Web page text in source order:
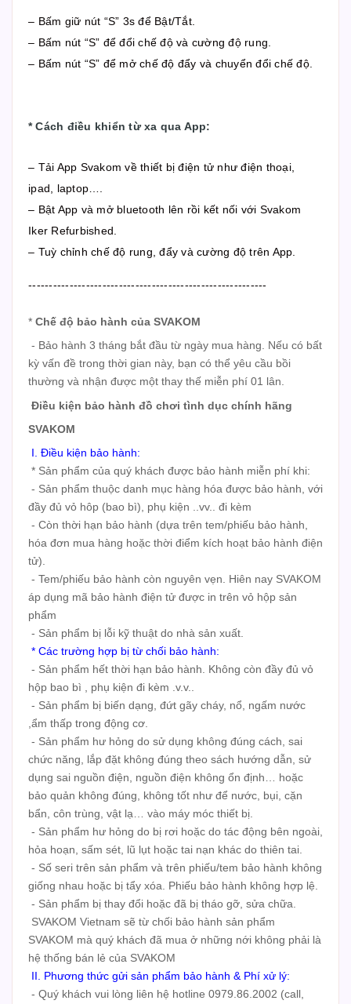
– Bấm giữ nút “S” 3s để Bật/Tắt.
– Bấm nút “S” để đổi chế độ và cường độ rung.
– Bấm nút “S” để mở chế độ đẩy và chuyển đổi chế độ.
*Cách điều khiển từ xa qua App:
– Tải App Svakom về thiết bị điện tử như điện thoại,
ipad, laptop….
– Bật App và mở bluetooth lên rồi kết nối với Svakom
Iker Refurbished.
– Tuỳ chỉnh chế độ rung, đẩy và cường độ trên App.
----------------------------------------------------------
* Chế độ bảo hành của SVAKOM
- Bảo hành 3 tháng bắt đầu từ ngày mua hàng. Nếu có bất
kỳ vấn đề trong thời gian này, bạn có thể yêu cầu bồi
thường và nhận được một thay thế miễn phí 01 lân.
Điều kiện bảo hành đồ chơi tình dục chính hãng
SVAKOM
I. Điều kiện bảo hành:
* Sản phẩm của quý khách được bảo hành miễn phí khi:
- Sản phẩm thuộc danh mục hàng hóa được bảo hành, với
đầy đủ vỏ hôp (bao bì), phụ kiện ..vv.. đi kèm
- Còn thời hạn bảo hành (dựa trên tem/phiếu bảo hành,
hóa đơn mua hàng hoặc thời điểm kích hoạt bảo hành điện
tử).
- Tem/phiếu bảo hành còn nguyên vẹn. Hiên nay SVAKOM
áp dụng mã bảo hành điện tử được in trên vỏ hộp sản
phẩm
- Sản phẩm bị lỗi kỹ thuật do nhà sản xuất.
* Các trường hợp bị từ chối bảo hành:
- Sản phẩm hết thời hạn bảo hành. Không còn đầy đủ vỏ
hộp bao bì , phụ kiện đi kèm .v.v..
- Sản phẩm bị biến dạng, đứt gãy cháy, nổ, ngấm nước
,ẩm thấp trong động cơ.
- Sản phẩm hư hỏng do sử dụng không đúng cách, sai
chức năng, lắp đặt không đúng theo sách hướng dẫn, sử
dụng sai nguồn điện, nguồn điện không ổn định… hoặc
bảo quản không đúng, không tốt như để nước, bụi, cặn
bẩn, côn trùng, vật lạ… vào máy móc thiết bị.
- Sản phẩm hư hỏng do bị rơi hoặc do tác động bên ngoài,
hỏa hoạn, sấm sét, lũ lụt hoặc tai nạn khác do thiên tai.
- Số seri trên sản phẩm và trên phiếu/tem bảo hành không
giống nhau hoặc bị tẩy xóa. Phiếu bảo hành không hợp lệ.
- Sản phẩm bị thay đổi hoặc đã bị tháo gỡ, sửa chữa.
SVAKOM Vietnam sẽ từ chối bảo hành sản phẩm
SVAKOM mà quý khách đã mua ở những nới không phải là
hệ thống bán lẻ của SVAKOM
II. Phương thức gửi sản phẩm bảo hành & Phí xử lý:
- Quý khách vui lòng liên hệ hotline 0979.86.2002 (call,